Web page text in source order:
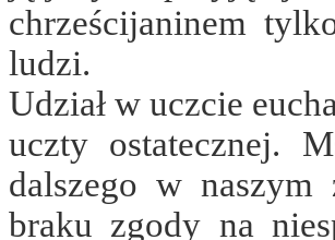
chrześcijaninem
ludzi.
Udział w uczcie
uczty ostatecznej.
dalszego w
braku zgody na